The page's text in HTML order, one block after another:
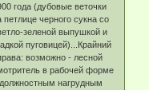
года (дубовые веточки
петлице черного сукна со
зеленой выпушкой и
пуговицей)...Крайний
возможно - лесной
в рабочей форме
нагрудным